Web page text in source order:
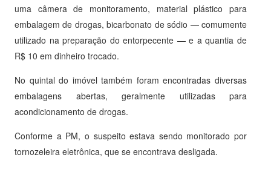
uma câmera de monitoramento, material plástico para
embalagem de drogas, bicarbonato de sódio — comumente
utilizado na preparação do entorpecente — e a quantia de
R$ 10 em dinheiro trocado.
No quintal do imóvel também foram encontradas diversas
embalagens abertas, geralmente utilizadas para
acondicionamento de drogas.
Conforme a PM, o suspeito estava sendo monitorado por
tornozeleira eletrônica, que se encontrava desligada.